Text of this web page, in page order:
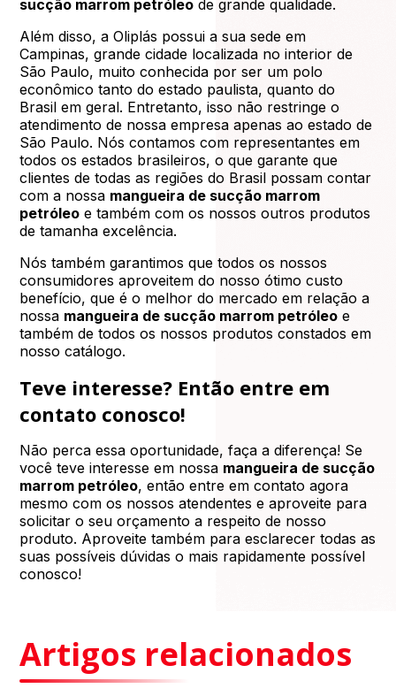
sucção marrom petróleo de grande qualidade.
Além disso, a Oliplás possui a sua sede em
Campinas, grande cidade localizada no interior de
São Paulo, muito conhecida por ser um polo
econômico tanto do estado paulista, quanto do
Brasil em geral. Entretanto, isso não restringe o
atendimento de nossa empresa apenas ao estado de
São Paulo. Nós contamos com representantes em
todos os estados brasileiros, o que garante que
clientes de todas as regiões do Brasil possam contar
com a nossa mangueira de sucção marrom
petróleo e também com os nossos outros produtos
de tamanha excelência.
Nós também garantimos que todos os nossos
consumidores aproveitem do nosso ótimo custo
benefício, que é o melhor do mercado em relação a
nossa mangueira de sucção marrom petróleo e
também de todos os nossos produtos constados em
nosso catálogo.
Teve interesse? Então entre em
contato conosco!
Não perca essa oportunidade, faça a diferença! Se
você teve interesse em nossa mangueira de sucção
marrom petróleo, então entre em contato agora
mesmo com os nossos atendentes e aproveite para
solicitar o seu orçamento a respeito de nosso
produto. Aproveite também para esclarecer todas as
suas possíveis dúvidas o mais rapidamente possível
conosco!
Artigos relacionados